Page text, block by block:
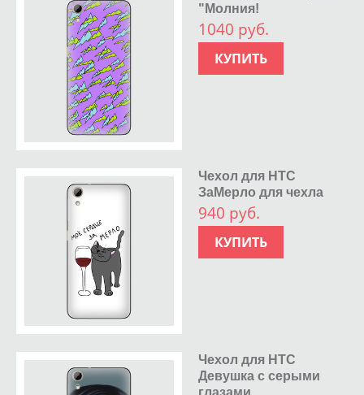
"Молния!
1040 руб.
КУПИТЬ
Чехол для HTC
ЗаМерло для чехла
940 руб.
КУПИТЬ
Чехол для HTC
Девушка с серыми
глазами